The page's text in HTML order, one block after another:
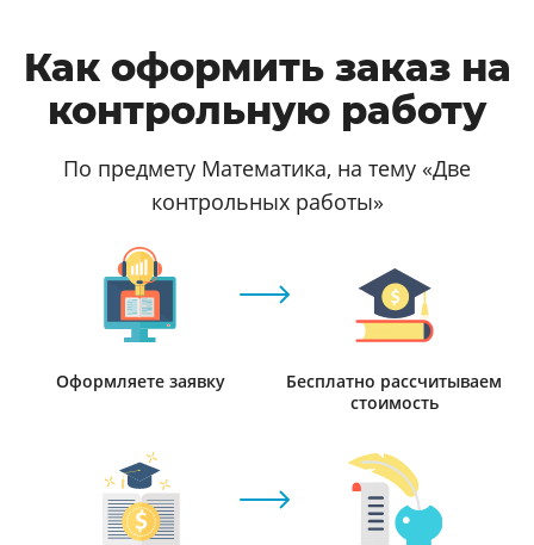
Как оформить заказ на
контрольную работу
По предмету Математика, на тему «Две
контрольных работы»
Оформляете заявку
Бесплатно рассчитываем
стоимость